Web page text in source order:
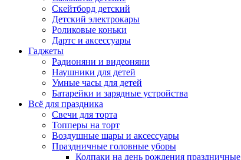
Скейтборд детский
Детский электрокары
Роликовые коньки
Дартс и аксессуары
Гаджеты
Радионяни и видеоняни
Наушники для детей
Умные часы для детей
Батарейки и зарядные устройства
Всё для праздника
Свечи для торта
Топперы на торт
Воздушные шары и аксессуары
Праздничные головные уборы
Колпаки на день рождения праздничные